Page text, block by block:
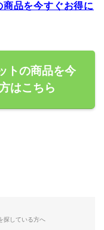
品を今すぐお得に
トの商品を今
はこちら
探している方へ